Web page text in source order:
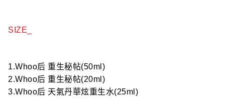
SIZE_
1.Whoo后 重生秘帖(50ml)
2.Whoo后 重生秘帖(20ml)
3.Whoo后 天氣丹華炫重生水(25ml)